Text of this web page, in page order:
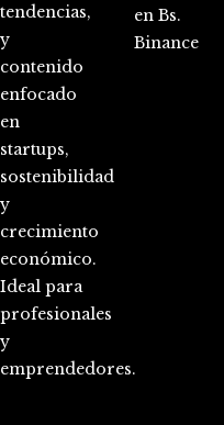
tendencias,
y
contenido
enfocado
en
startups,
sostenibilidad
y
crecimiento
económico.
Ideal para
profesionales
y
emprendedores.
en Bs.
Binance